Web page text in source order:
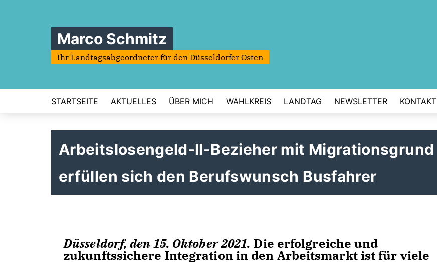
Marco Schmitz
Ihr Landtagsabgeordneter für den Düsseldorfer Osten
STARTSEITE AKTUELLES ÜBER MICH WAHLKREIS LANDTAG NEWSLETTER KONTAKT
Arbeitslosengeld-II-Bezieher mit Migrationsgrund
erfüllen sich den Berufswunsch Busfahrer
Düsseldorf, den 15. Oktober 2021. Die erfolgreiche und
zukunftssichere Integration in den Arbeitsmarkt ist für viele